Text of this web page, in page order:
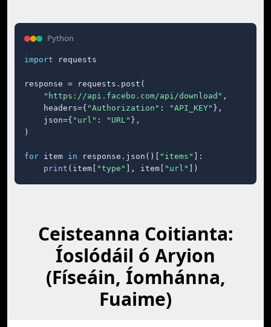
Python
import requests
response = requests.post(
"https://api.facebo.com/api/download" ,
    headers={
"Authorization" : "API_KEY" },
    json={
"url" : "URL" },
)
for item in response.json()[ "items"
]:
print (item[ "type" ], item[ "url" ])
Ceisteanna Coitianta:
Íoslódáil ó Aryion
(Físeáin, Íomhánna,
Fuaime)